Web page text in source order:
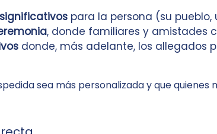
para la persona (su
, donde familiares y amistades
donde, más adelante, los allegados
sea más personalizada y que